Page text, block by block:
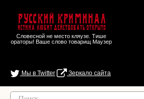
Русский Криминал
Истина любит действовать открыто
Словесной не место кляузе. Тише
ораторы! Ваше слово товарищ Маузер
Мы в Twitter Зеркало сайта